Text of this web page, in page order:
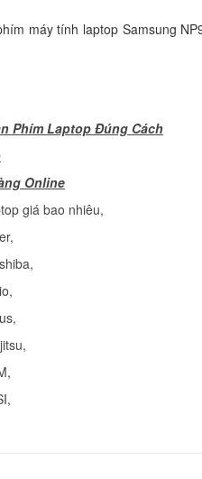
máy tính laptop Samsung
Phím Laptop Đúng Cách
Online
giá bao nhiêu,
,
,
,
,
,
,